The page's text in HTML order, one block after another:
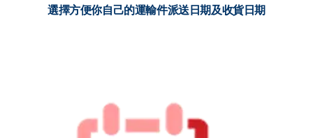
選擇方便你自己的運輸件派送日期及收貨日期